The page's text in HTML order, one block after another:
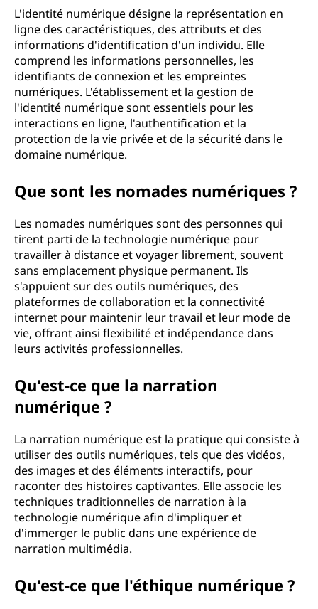
L'identité numérique désigne la représentation en
ligne des caractéristiques, des attributs et des
informations d'identification d'un individu. Elle
comprend les informations personnelles, les
identifiants de connexion et les empreintes
numériques. L'établissement et la gestion de
l'identité numérique sont essentiels pour les
interactions en ligne, l'authentification et la
protection de la vie privée et de la sécurité dans le
domaine numérique.
Que sont les nomades numériques ?
Les nomades numériques sont des personnes qui
tirent parti de la technologie numérique pour
travailler à distance et voyager librement, souvent
sans emplacement physique permanent. Ils
s'appuient sur des outils numériques, des
plateformes de collaboration et la connectivité
internet pour maintenir leur travail et leur mode de
vie, offrant ainsi flexibilité et indépendance dans
leurs activités professionnelles.
Qu'est-ce que la narration
numérique ?
La narration numérique est la pratique qui consiste à
utiliser des outils numériques, tels que des vidéos,
des images et des éléments interactifs, pour
raconter des histoires captivantes. Elle associe les
techniques traditionnelles de narration à la
technologie numérique afin d'impliquer et
d'immerger le public dans une expérience de
narration multimédia.
Qu'est-ce que l'éthique numérique ?